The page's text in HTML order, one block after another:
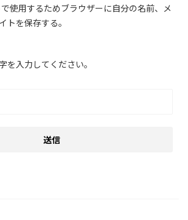
使用するためブラウザーに自分の名前、メ
トを保存する。
を入力してください。